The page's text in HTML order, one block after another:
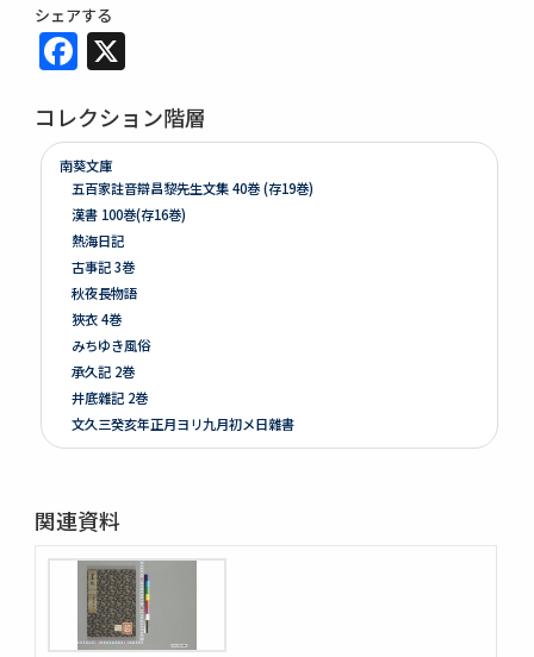
シェアする
Facebook
コレクション階層
南葵文庫
五百家註音辯昌黎先生文集 40巻 (存19巻)
漢書 100巻(存16巻)
熱海日記
古事記 3巻
秋夜長物語
狹衣 4巻
みちゆき風俗
承久記 2巻
井底雜記 2巻
文久三癸亥年正月ヨリ九月初メ日雜書
遍照發揮性靈集 10巻
天地萬物造化論
新刻増校切用正音郷談雜字大全 2巻 (存1巻)
黍稷稲粱辧
松の落葉 (存4巻)
節用集 2巻
関連資料